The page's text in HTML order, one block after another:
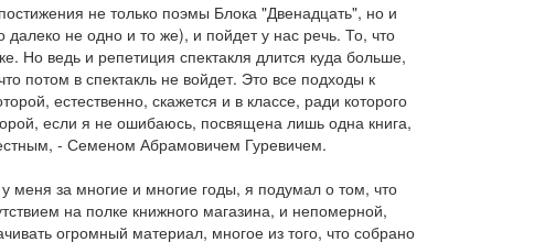
не только поэмы Блока "Двенадцать", но и
далеко не одно и то же), и пойдет у нас речь. То, что
Но ведь и репетиция спектакля длится куда больше,
потом в спектакль не войдет. Это все подходы к
естественно, скажется и в классе, ради которого
если я не ошибаюсь, посвящена лишь одна книга,
- Семеном Абрамовичем Гуревичем.
меня за многие и многие годы, я подумал о том, что
на полке книжного магазина, и непомерной,
огромный материал, многое из того, что собрано